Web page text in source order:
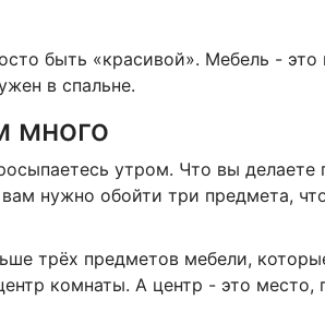
быть «красивой». Мебель -
в спальне.
много
утром. Что вы
нужно обойти три предмета,
трёх предметов мебели,
комнаты. А центр - это